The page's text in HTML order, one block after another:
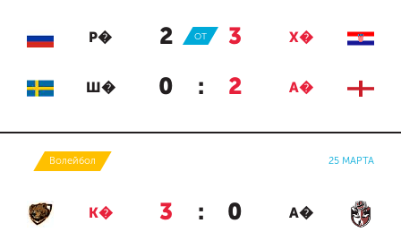
Р� 2 : 3 Х�
ОТ
Ш� 0 : 2 А�
Волейбол 25 МАРТА
К� 3 : 0 А�